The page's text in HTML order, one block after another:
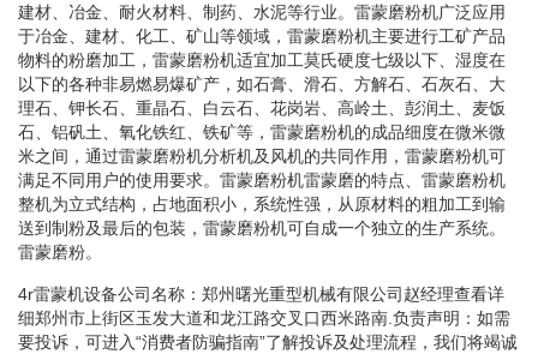
建材、冶金、耐火材料、制药、水泥等行业。雷蒙磨粉机广泛应用
于冶金、建材、化工、矿山等领域，雷蒙磨粉机主要进行工矿产品
物料的粉磨加工，雷蒙磨粉机适宜加工莫氏硬度七级以下、湿度在
以下的各种非易燃易爆矿产，如石膏、滑石、方解石、石灰石、大
理石、钾长石、重晶石、白云石、花岗岩、高岭土、彭润土、麦饭
石、铝矾土、氧化铁红、铁矿等，雷蒙磨粉机的成品细度在微米微
米之间，通过雷蒙磨粉机分析机及风机的共同作用，雷蒙磨粉机可
满足不同用户的使用要求。雷蒙磨粉机雷蒙磨的特点、雷蒙磨粉机
整机为立式结构，占地面积小，系统性强，从原材料的粗加工到输
送到制粉及最后的包装，雷蒙磨粉机可自成一个独立的生产系统。
雷蒙磨粉。
4r雷蒙机设备公司名称：郑州曙光重型机械有限公司赵经理查看详
细郑州市上街区玉发大道和龙江路交叉口西米路南.负责声明：如需
要投诉，可进入“消费者防骗指南”了解投诉及处理流程，我们将竭诚